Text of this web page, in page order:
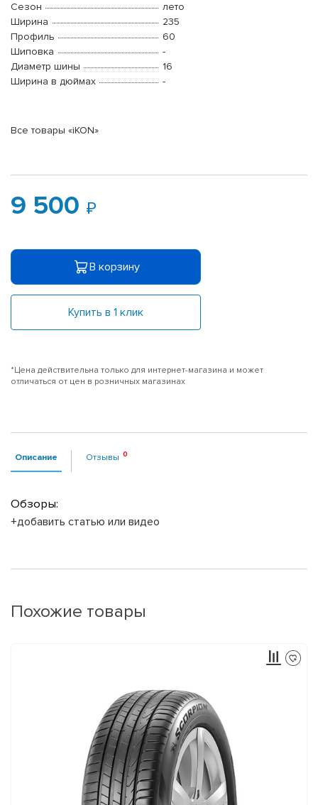
Сезон
лето
Ширина
235
Профиль
60
Шиповка
-
Диаметр шины
16
Ширина в дюймах
-
Все товары «iKON»
9 500
В корзину
Купить в 1 клик
*Цена действительна только для интернет-магазина и может
отличаться от цен в розничных магазинах
Описание Отзывы
Обзоры:
+добавить статью или видео
Похожие товары